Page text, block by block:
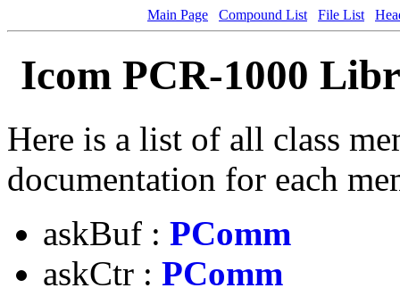
Main Page Compound List File List
Icom PCR-1000
Here is a list of all class
documentation for each
askBuf : PComm
askCtr : PComm